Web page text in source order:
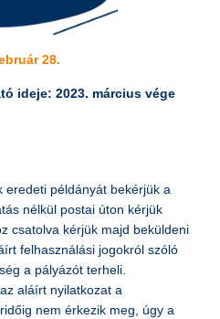
28.
ideje: 2023. március vége
eredeti példányát bekérjük a
nélkül postai úton kérjük
csatolva kérjük majd beküldeni
felhasználási jogokról szóló
a pályázót terheli.
aláírt nyilatkozat a
nem érkezik meg, úgy a